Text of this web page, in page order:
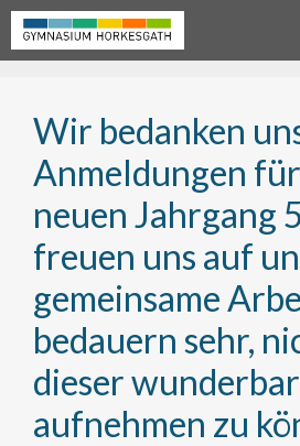
Zum
Inhalt
Wir bedanken
Anmeldungen
neuen Jahrgang
freuen uns auf
gemeinsame
bedauern sehr,
dieser
aufnehmen zu